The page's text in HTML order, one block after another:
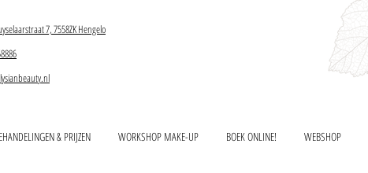
7, 7558ZK Hengelo
& PRIJZEN WORKSHOP MAKE-UP BOEK ONLINE! WEBSHOP